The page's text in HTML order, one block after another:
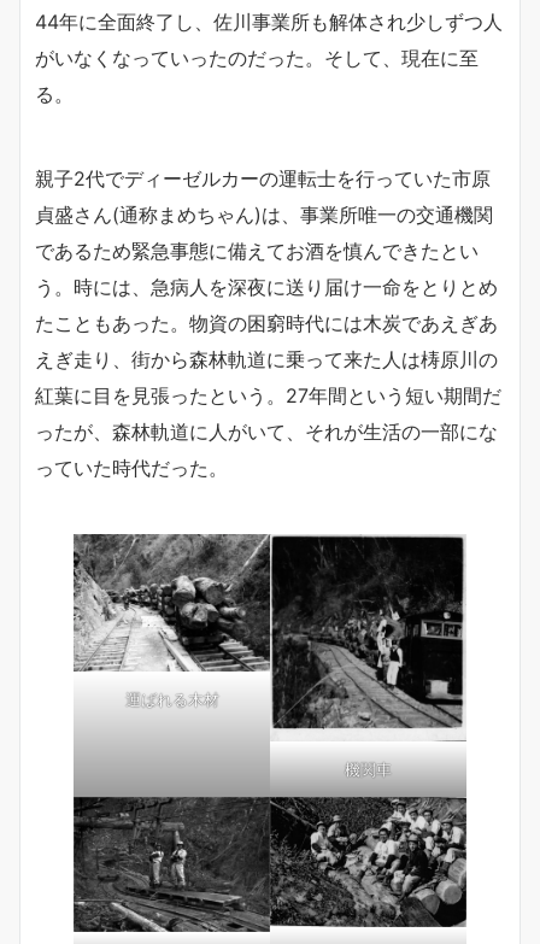
44年に全面終了し、佐川事業所も解体され少しずつ人
がいなくなっていったのだった。そして、現在に至
る。
親子2代でディーゼルカーの運転士を行っていた市原
貞盛さん(通称まめちゃん)は、事業所唯一の交通機関
であるため緊急事態に備えてお酒を慎んできたとい
う。時には、急病人を深夜に送り届け一命をとりとめ
たこともあった。物資の困窮時代には木炭であえぎあ
えぎ走り、街から森林軌道に乗って来た人は梼原川の
紅葉に目を見張ったという。27年間という短い期間だ
ったが、森林軌道に人がいて、それが生活の一部にな
っていた時代だった。
運ばれる木材
機関車